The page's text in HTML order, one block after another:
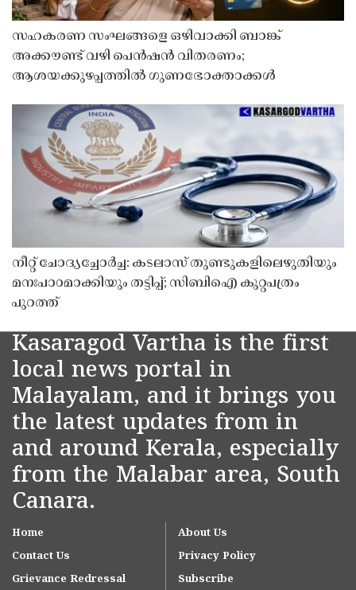
സഹകരണ സംഘങ്ങളെ ഒഴിവാക്കി ബാങ്ക്
അക്കൗണ്ട് വഴി പെൻഷൻ വിതരണം;
ആശയക്കുഴപ്പത്തിൽ ഗുണഭോക്താക്കൾ
നീറ്റ് ചോദ്യച്ചോർച്ച: കടലാസ് തുണ്ടുകളിലെഴുതിയും
മനഃപാഠമാക്കിയും തട്ടിപ്പ്; സിബിഐ കുറ്റപത്രം
പുറത്ത്
Kasaragod Vartha is the first
local news portal in
Malayalam, and it brings you
the latest updates from in
and around Kerala, especially
from the Malabar area, South
Canara.
Home
About Us
Contact Us
Privacy Policy
Grievance Redressal
Subscribe